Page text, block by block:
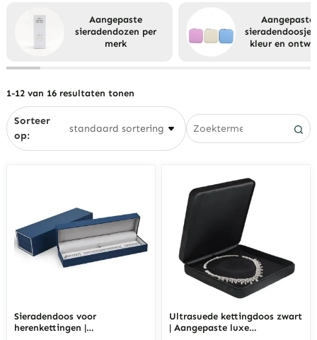
Sieradendoosjes voor
Moederdag
Hangende sieradendoosjes
Draaiende sieradendoosjes
Nieuwigheid
Armbanddozen/armbanddozen
Aangepaste sieradendozen
voor heren
Hangende dozen
Ringdozen
Aangepaste
sieradendozen per
merk
Aangepaste
kleur en
1-12 van 16 resultaten tonen
Sorteer
op:
Sieradendoos voor
herenkettingen |
Ultrasuede kettingdoos zwart
| Aangepaste luxe